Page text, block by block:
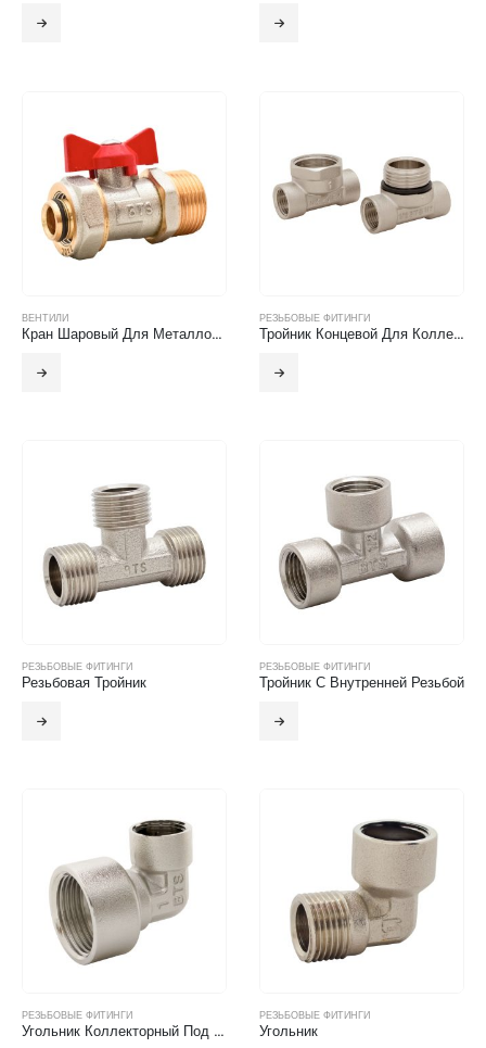
ВЕНТИЛИ
Кран Шаровый Для Металлопластиковых Труб С Наружной Резьбой (Бабочка)
РЕЗЬБОВЫЕ ФИТИНГИ
Тройник Концевой Для Коллектора Н.Р-В.Р
РЕЗЬБОВЫЕ ФИТИНГИ
Резьбовая Тройник
РЕЗЬБОВЫЕ ФИТИНГИ
Тройник С Внутренней Резьбой
РЕЗЬБОВЫЕ ФИТИНГИ
Угольник Коллекторный Под Воздухоотводчик
РЕЗЬБОВЫЕ ФИТИНГИ
Угольник